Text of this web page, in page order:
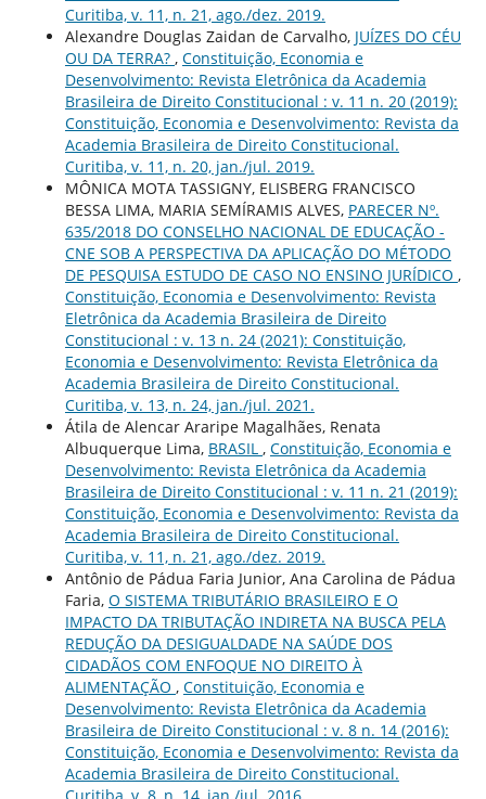
Curitiba, v. 11, n. 21, ago./dez. 2019.
Alexandre Douglas Zaidan de Carvalho, JUÍZES DO CÉU
OU DA TERRA? , Constituição, Economia e
Desenvolvimento: Revista Eletrônica da Academia
Brasileira de Direito Constitucional : v. 11 n. 20 (2019):
Constituição, Economia e Desenvolvimento: Revista da
Academia Brasileira de Direito Constitucional.
Curitiba, v. 11, n. 20, jan./jul. 2019.
MÔNICA MOTA TASSIGNY, ELISBERG FRANCISCO
BESSA LIMA, MARIA SEMÍRAMIS ALVES, PARECER Nº.
635/2018 DO CONSELHO NACIONAL DE EDUCAÇÃO -
CNE SOB A PERSPECTIVA DA APLICAÇÃO DO MÉTODO
DE PESQUISA ESTUDO DE CASO NO ENSINO JURÍDICO ,
Constituição, Economia e Desenvolvimento: Revista
Eletrônica da Academia Brasileira de Direito
Constitucional : v. 13 n. 24 (2021): Constituição,
Economia e Desenvolvimento: Revista Eletrônica da
Academia Brasileira de Direito Constitucional.
Curitiba, v. 13, n. 24, jan./jul. 2021.
Átila de Alencar Araripe Magalhães, Renata
Albuquerque Lima, BRASIL , Constituição, Economia e
Desenvolvimento: Revista Eletrônica da Academia
Brasileira de Direito Constitucional : v. 11 n. 21 (2019):
Constituição, Economia e Desenvolvimento: Revista da
Academia Brasileira de Direito Constitucional.
Curitiba, v. 11, n. 21, ago./dez. 2019.
Antônio de Pádua Faria Junior, Ana Carolina de Pádua
Faria, O SISTEMA TRIBUTÁRIO BRASILEIRO E O
IMPACTO DA TRIBUTAÇÃO INDIRETA NA BUSCA PELA
REDUÇÃO DA DESIGUALDADE NA SAÚDE DOS
CIDADÃOS COM ENFOQUE NO DIREITO À
ALIMENTAÇÃO , Constituição, Economia e
Desenvolvimento: Revista Eletrônica da Academia
Brasileira de Direito Constitucional : v. 8 n. 14 (2016):
Constituição, Economia e Desenvolvimento: Revista da
Academia Brasileira de Direito Constitucional.